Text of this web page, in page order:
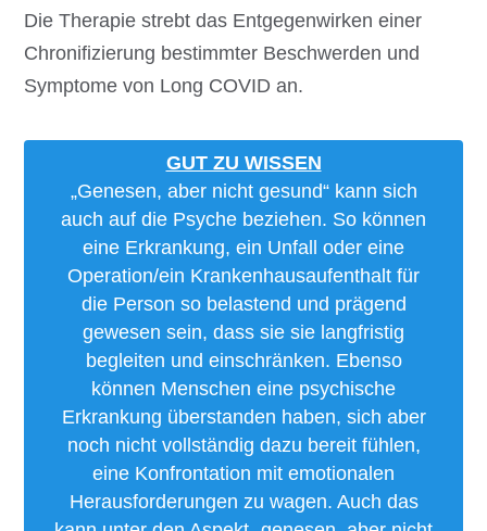
Die Therapie strebt das Entgegenwirken einer
Chronifizierung bestimmter Beschwerden und
Symptome von Long COVID an.
GUT ZU WISSEN
„Genesen, aber nicht gesund“ kann sich
auch auf die Psyche beziehen. So können
eine Erkrankung, ein Unfall oder eine
Operation/ein Krankenhausaufenthalt für
die Person so belastend und prägend
gewesen sein, dass sie sie langfristig
begleiten und einschränken. Ebenso
können Menschen eine psychische
Erkrankung überstanden haben, sich aber
noch nicht vollständig dazu bereit fühlen,
eine Konfrontation mit emotionalen
Herausforderungen zu wagen. Auch das